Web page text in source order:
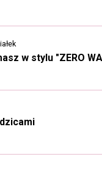
w stylu "ZERO